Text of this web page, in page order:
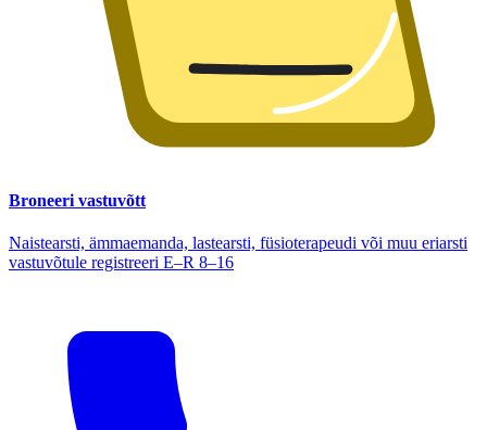
Broneeri vastuvõtt
Naistearsti, ämmaemanda, lastearsti, füsioterapeudi või muu eriarsti
vastuvõtule registreeri E–R 8–16